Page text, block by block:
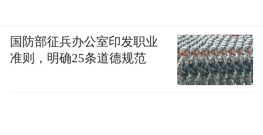
国防部征兵办公室印发职业
准则，明确25条道德规范